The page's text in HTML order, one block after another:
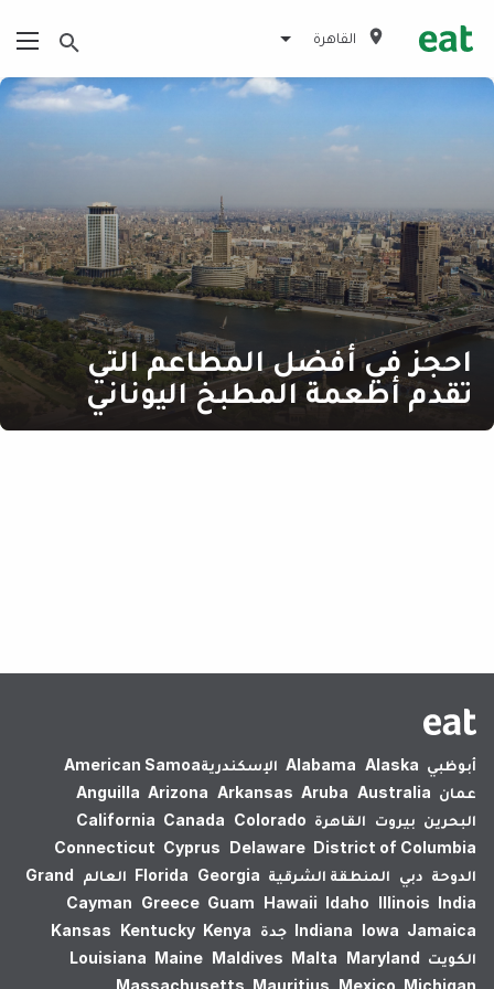
القاهرة
احجز في أفضل المطاعم التي
تقدم أطعمة المطبخ اليوناني
أبوظبي Alabama Alaska الإسكندرية‎American Samoa
عمان
Anguilla Arizona Arkansas Aruba Australia
البحرين بيروت القاهرة California Canada Colorado
Connecticut Cyprus Delaware District of Columbia
الدوحة دبي المنطقة الشرقية Florida Georgia العالم
Grand
Cayman Greece Guam Hawaii Idaho Illinois India
Indiana Iowa Jamaica جدة Kansas Kentucky Kenya
الكويت
Louisiana Maine Maldives Malta Maryland